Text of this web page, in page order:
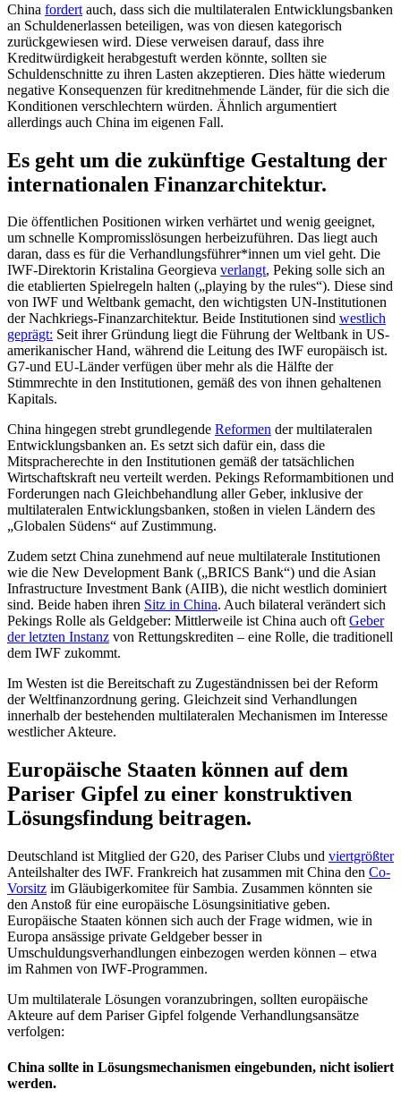
China fordert auch, dass sich die multilateralen Entwicklungsbanken
an Schuldenerlassen beteiligen, was von diesen kategorisch
zurückgewiesen wird. Diese verweisen darauf, dass ihre
Kreditwürdigkeit herabgestuft werden könnte, sollten sie
Schuldenschnitte zu ihren Lasten akzeptieren. Dies hätte wiederum
negative Konsequenzen für kreditnehmende Länder, für die sich die
Konditionen verschlechtern würden. Ähnlich argumentiert
allerdings auch China im eigenen Fall.
Es geht um die zukünftige Gestaltung der
internationalen Finanzarchitektur.
Die öffentlichen Positionen wirken verhärtet und wenig geeignet,
um schnelle Kompromisslösungen herbeizuführen. Das liegt auch
daran, dass es für die Verhandlungsführer*innen um viel geht. Die
IWF-Direktorin Kristalina Georgieva verlangt, Peking solle sich an
die etablierten Spielregeln halten („playing by the rules“). Diese sind
von IWF und Weltbank gemacht, den wichtigsten UN-Institutionen
der Nachkriegs-Finanzarchitektur. Beide Institutionen sind westlich
geprägt: Seit ihrer Gründung liegt die Führung der Weltbank in US-
amerikanischer Hand, während die Leitung des IWF europäisch ist.
G7-und EU-Länder verfügen über mehr als die Hälfte der
Stimmrechte in den Institutionen, gemäß des von ihnen gehaltenen
Kapitals.
China hingegen strebt grundlegende Reformen der multilateralen
Entwicklungsbanken an. Es setzt sich dafür ein, dass die
Mitspracherechte in den Institutionen gemäß der tatsächlichen
Wirtschaftskraft neu verteilt werden. Pekings Reformambitionen und
Forderungen nach Gleichbehandlung aller Geber, inklusive der
multilateralen Entwicklungsbanken, stoßen in vielen Ländern des
„Globalen Südens“ auf Zustimmung.
Zudem setzt China zunehmend auf neue multilaterale Institutionen
wie die New Development Bank („BRICS Bank“) und die Asian
Infrastructure Investment Bank (AIIB), die nicht westlich dominiert
sind. Beide haben ihren Sitz in China. Auch bilateral verändert sich
Pekings Rolle als Geldgeber: Mittlerweile ist China auch oftGeber
der letzten Instanz von Rettungskrediten – eine Rolle, die traditionell
dem IWF zukommt.
Im Westen ist die Bereitschaft zu Zugeständnissen bei der Reform
der Weltfinanzordnung gering. Gleichzeit sind Verhandlungen
innerhalb der bestehenden multilateralen Mechanismen im Interesse
westlicher Akteure.
Europäische Staaten können auf dem
Pariser Gipfel zu einer konstruktiven
Lösungsfindung beitragen.
Deutschland ist Mitglied der G20, des Pariser Clubs und viertgrößter
Anteilshalter des IWF. Frankreich hat zusammen mit China den Co-
Vorsitz im Gläubigerkomitee für Sambia. Zusammen könnten sie
den Anstoß für eine europäische Lösungsinitiative geben.
Europäische Staaten können sich auch der Frage widmen, wie in
Europa ansässige private Geldgeber besser in
Umschuldungsverhandlungen einbezogen werden können – etwa
im Rahmen von IWF-Programmen.
Um multilaterale Lösungen voranzubringen, sollten europäische
Akteure auf dem Pariser Gipfel folgende Verhandlungsansätze
verfolgen:
China sollte in Lösungsmechanismen eingebunden, nicht isoliert
werden.